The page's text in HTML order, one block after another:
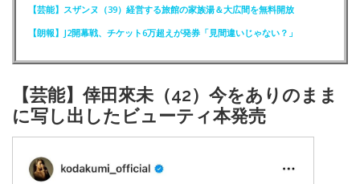
【芸能】スザンヌ（39）経営する旅館の家族湯＆大広間を無料開放
【朗報】J2開幕戦、チケット6万超えが発券「見間違いじゃない？」
【芸能】倖田來未（42）今をありのまま
に写し出したビューティ本発売